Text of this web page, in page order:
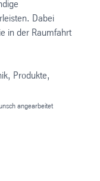
Dabei
in der Raumfahrt
angearbeitet